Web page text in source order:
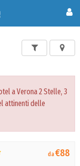
a Verona 2 Stelle, 3
attinenti delle
da€88